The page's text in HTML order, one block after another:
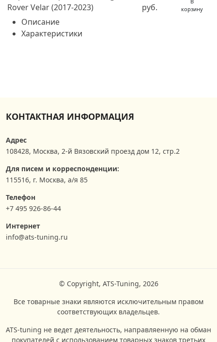
Rover Velar (2017-2023)
руб.
корзину
Описание
Характеристики
КОНТАКТНАЯ ИНФОРМАЦИЯ
Адрес
108428, Москва, 2-й Вязовский проезд дом 12, стр.2
Для писем и корреспонденции:
115516, г. Москва, а/я 85
Телефон
+7 495 926-86-44
Интернет
info@ats-tuning.ru
© Copyright, ATS-Tuning, 2026
Все товарные знаки являются исключительным правом
соответствующих владельцев.
ATS-tuning не ведет деятельность, направляенную на обман
покупателей с использованием товарных знаков третьих